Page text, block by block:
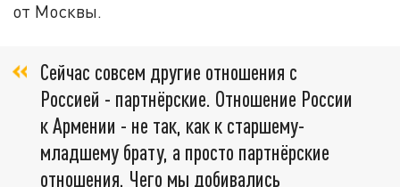
от Москвы.
Сейчас совсем другие отношения с
Россией - партнёрские. Отношение России
к Армении - не так, как к старшему-
младшему брату, а просто партнёрские
отношения. Чего мы добивались